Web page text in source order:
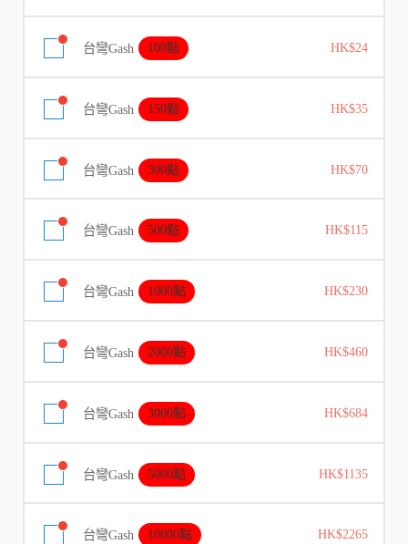
台彎Gash 100點 HK$24
台彎Gash 150點 HK$35
台彎Gash 300點 HK$70
台彎Gash 500點 HK$115
台彎Gash 1000點 HK$230
台彎Gash 2000點 HK$460
台彎Gash 3000點 HK$684
台彎Gash 5000點 HK$1135
台彎Gash 10000點 HK$2265